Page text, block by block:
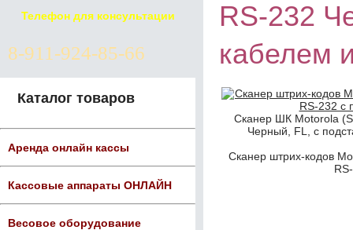
Телефон для консультации
8-911-924-85-66
Каталог товаров
Аренда онлайн кассы
Кассовые аппараты ОНЛАЙН
Весовое оборудование
RS-232
кабелем
Сканер ШК Motorola
Черный, FL, с
Сканер штрих-кодов